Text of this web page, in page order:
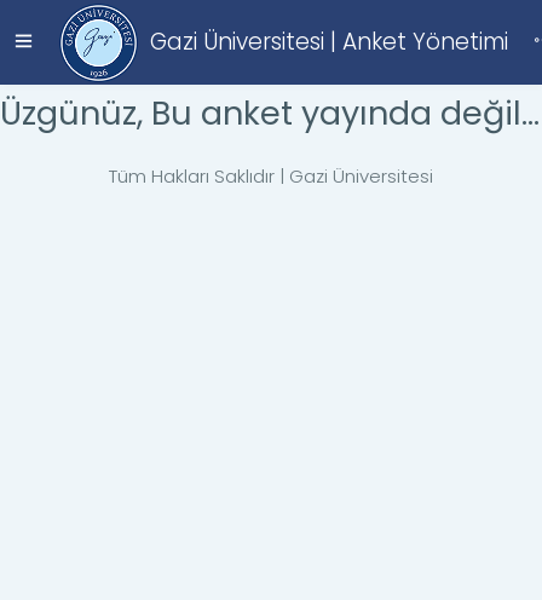
Gazi Üniversitesi | Anket Yönetimi
Üzgünüz, Bu anket yayında değil...
Tüm Hakları Saklıdır | Gazi Üniversitesi